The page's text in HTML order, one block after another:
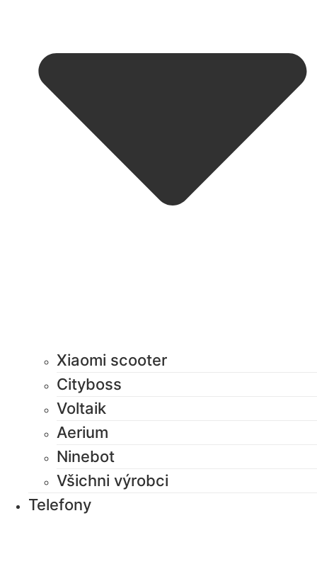
Xiaomi scooter
Cityboss
Voltaik
Aerium
Ninebot
Všichni výrobci
Telefony